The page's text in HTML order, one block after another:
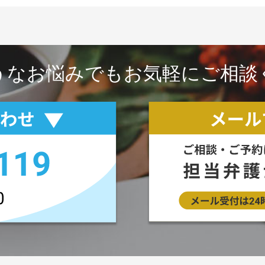
なお悩みでもお気軽にご相談